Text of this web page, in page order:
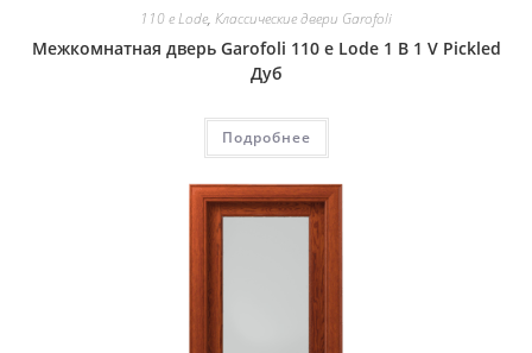
110 e Lode, Классические двери Garofoli
Межкомнатная дверь Garofoli 110 e Lode 1 B 1 V Pickled
Дуб
Подробнее